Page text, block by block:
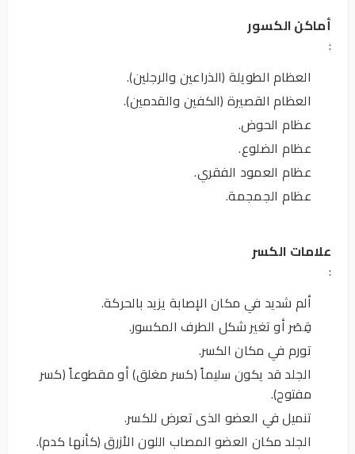
أماكن الكسور
:
العظام الطويلة (الذراعين والرجلين).
العظام القصيرة (الكفين والقدمين).
عظام الحوض.
عظام الضلوع.
عظام العمود الفقري.
عظام الجمجمة.
علامات الكسر
:
ألم شديد في مكان الإصابة يزيد بالحركة.
قِصَر أو تغير شكل الطرف المكسور.
تورم في مكان الكسر.
الجلد قد يكون سليماً (كسر مغلق) أو مقطوعاً (كسر
مفتوح).
تنميل في العضو الذى تعرض للكسر.
الجلد مكان العضو المصاب اللون الأزرق (كأنها كدم).